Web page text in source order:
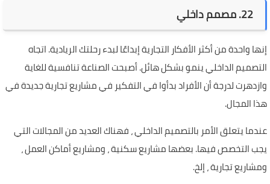
22. مصمم داخلي
إنها واحدة من أكثر الأفكار التجارية إبداعًا لبدء رحلتك الريادية. اتجاه
التصميم الداخلي ينمو بشكل هائل. أصبحت الصناعة تنافسية للغاية
وازدهرت لدرجة أن الأفراد بدأوا في التفكير في مشاريع تجارية جديدة في
هذا المجال.
عندما يتعلق الأمر بالتصميم الداخلي ، فهناك العديد من المجالات التي
يجب التخصص فيها. بعضها مشاريع سكنية ، ومشاريع أماكن العمل ،
ومشاريع تجارية ، إلخ.